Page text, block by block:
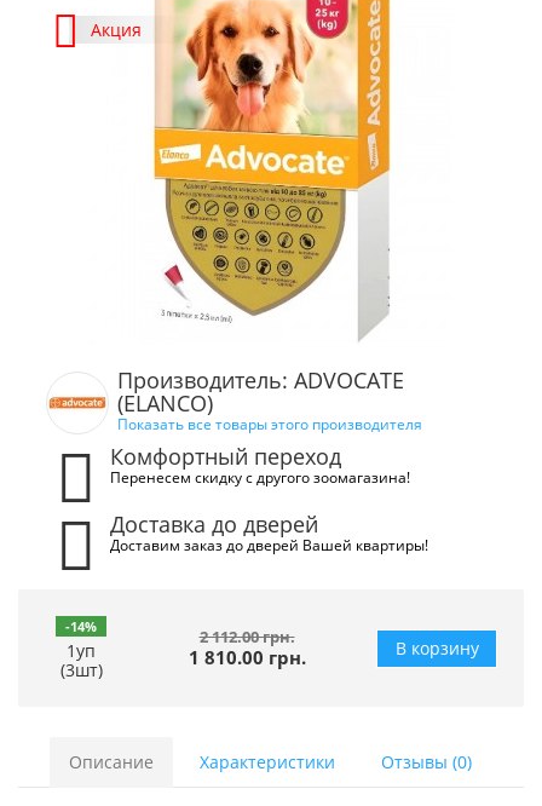
Акция
Производитель: ADVOCATE
(ELANCO)
Показать все товары этого производителя
Комфортный переход
Перенесем скидку с другого зоомагазина!
Доставка до дверей
Доставим заказ до дверей Вашей квартиры!
-14%
1уп
(3шт)
2 112.00 грн.
1 810.00 грн. В корзину
Описание Характеристики Отзывы (0)